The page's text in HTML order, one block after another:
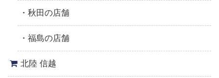
秋田の店舗
福島の店舗
北陸 信越